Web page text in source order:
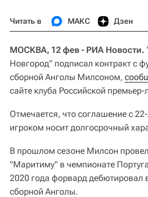
Читать в МАКС Дзен
МОСКВА, 12 фев - РИА Новости.
Новгород" подписал контракт с
сборной Анголы Милсоном,
сайте клуба Российской премьер-
Отмечается, что соглашение с
игроком носит долгосрочный
В прошлом сезоне Милсон
"Маритиму" в чемпионате
2020 года форвард дебютировал
сборной Анголы.